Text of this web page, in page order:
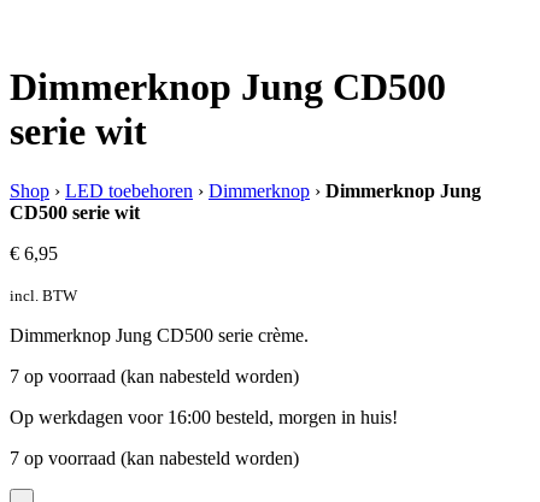
Dimmerknop Jung CD500
serie wit
Shop › LED toebehoren › Dimmerknop › Dimmerknop Jung
CD500 serie wit
€ 6,95
incl. BTW
Dimmerknop Jung CD500 serie crème.
7 op voorraad (kan nabesteld worden)
Op werkdagen voor 16:00 besteld, morgen in huis!
7 op voorraad (kan nabesteld worden)